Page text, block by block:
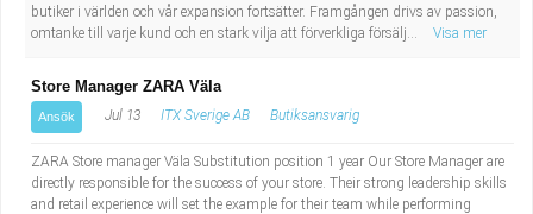
butiker i världen och vår expansion fortsätter. Framgången drivs av passion,
omtanke till varje kund och en stark vilja att förverkliga försälj...
Visa mer
Store Manager ZARA Väla
Ansök Jul 13 ITX Sverige AB Butiksansvarig
ZARA Store manager Väla Substitution position 1 year Our Store Manager are
directly responsible for the success of your store. Their strong leadership skills
and retail experience will set the example for their team while performing